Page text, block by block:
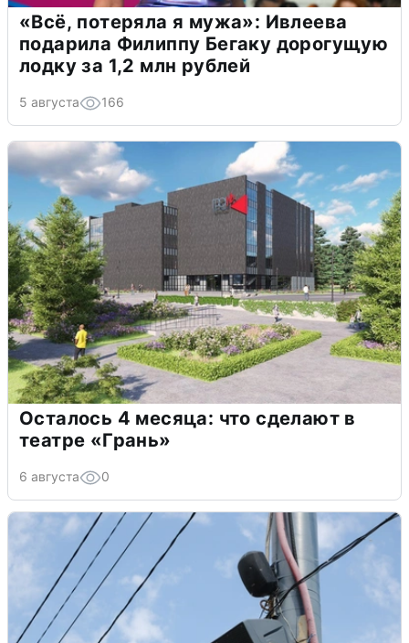
«Всё, потеряла я мужа»: Ивлеева
подарила Филиппу Бегаку дорогущую
лодку за 1,2 млн рублей
5 августа 166
Осталось 4 месяца: что сделают в
театре «Грань»
6 августа 0